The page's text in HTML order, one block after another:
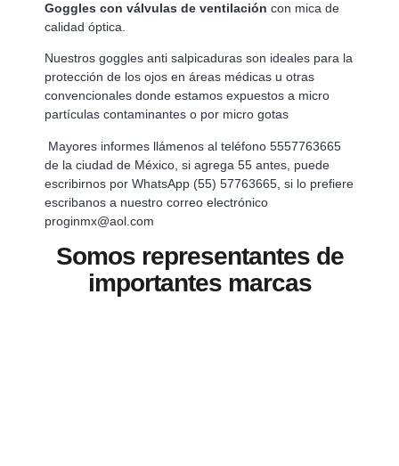
Goggles con válvulas de ventilación con mica de
calidad óptica.
Nuestros goggles anti salpicaduras son ideales para la
protección de los ojos en áreas médicas u otras
convencionales donde estamos expuestos a micro
partículas contaminantes o por micro gotas
Mayores informes llámenos al teléfono 5557763665
de la ciudad de México, si agrega 55 antes, puede
escribirnos por WhatsApp (55) 57763665, si lo prefiere
escribanos a nuestro correo electrónico
proginmx@aol.com
Somos representantes de
importantes marcas